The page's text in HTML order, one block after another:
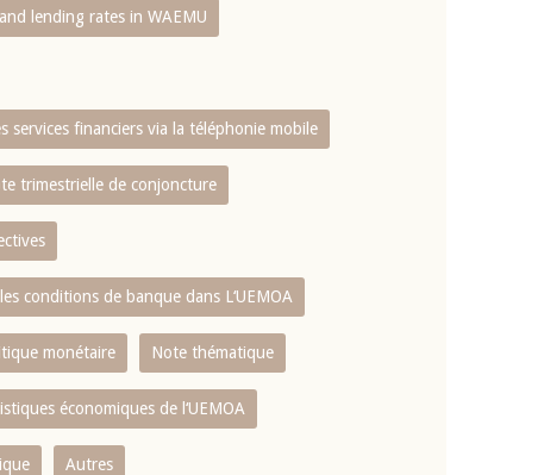
lending rates in WAEMU
services financiers via la téléphonie mobile
trimestrielle de conjoncture
conditions de banque dans L‘UEMOA
monétaire Note thématique
économiques de l‘UEMOA
Autres